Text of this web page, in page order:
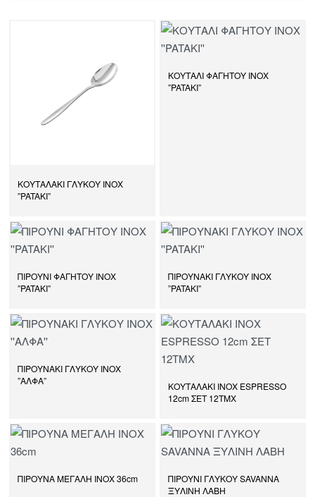
ΚΟΥΤΑΛΑΚΙ ΓΛΥΚΟΥ ΙΝΟΧ
”PATAKI”
ΚΟΥΤΑΛΙ ΦΑΓΗΤΟΥ ΙΝΟΧ
”PATAKI”
ΠΙΡΟΥΝΙ ΦΑΓΗΤΟΥ ΙΝΟΧ
”PATAKI”
ΠΙΡΟΥΝΑΚΙ ΓΛΥΚΟΥ ΙΝΟΧ
”PATAKI”
ΠΙΡΟΥΝΑΚΙ ΓΛΥΚΟΥ ΙΝΟΧ
”ΑΛΦΑ”
ΚΟΥΤΑΛΑΚΙ ΙΝΟΧ ESPRESSO
12cm ΣΕΤ 12ΤΜΧ
ΠΙΡΟΥΝΑ ΜΕΓΑΛΗ ΙΝΟΧ 36cm
ΠΙΡΟΥΝΙ ΓΛΥΚΟΥ SAVANNA
ΞΥΛΙΝΗ ΛΑΒΗ